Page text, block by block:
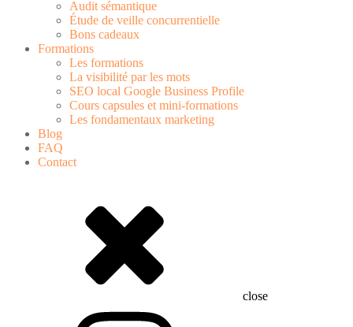
Audit sémantique
Étude de veille concurrentielle
Bons cadeaux
Formations
Les formations
La visibilité par les mots
SEO local Google Business Profile
Cours capsules et mini-formations
Les fondamentaux marketing
Blog
FAQ
Contact
close